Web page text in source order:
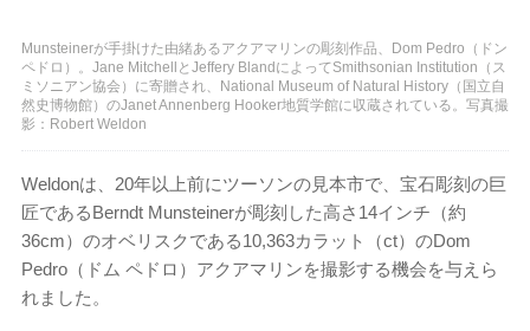
Munsteinerが手掛けた由緒あるアクアマリンの彫刻作品、Dom Pedro（ドン
ペドロ）。Jane MitchellとJeffery BlandによってSmithsonian Institution（ス
ミソニアン協会）に寄贈され、National Museum of Natural History（国立自
然史博物館）のJanet Annenberg Hooker地質学館に収蔵されている。写真撮
影：Robert Weldon
Weldonは、20年以上前にツーソンの見本市で、宝石彫刻の巨
匠であるBerndt Munsteinerが彫刻した高さ14インチ（約
36cm）のオベリスクである10,363カラット（ct）のDom
Pedro（ドム ペドロ）アクアマリンを撮影する機会を与えら
れました。